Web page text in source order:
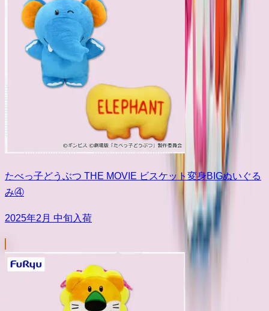
たべっ子どうぶつ THE MOVIE ビスケット変身BIGぬいぐる
み④
2025年2月 中旬入荷